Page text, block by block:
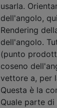
usarla.
dell'angolo,
Rendering
dell'angolo.
(punto
coseno
vettore a, per
Questa è la
Quale parte